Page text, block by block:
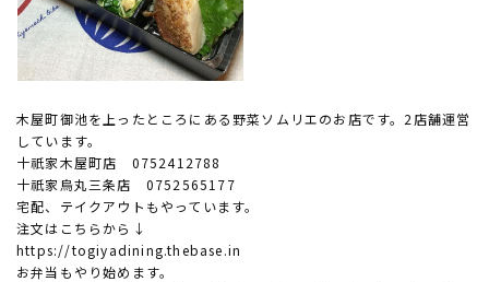
木屋町御池を上ったところにある野菜ソムリエのお店です。2店舗運営
しています。
十祇家木屋町店 0752412788
十祇家烏丸三条店 0752565177
宅配、テイクアウトもやっています。
注文はこちらから↓
https://togiyadining.thebase.in
お弁当もやり始めます。